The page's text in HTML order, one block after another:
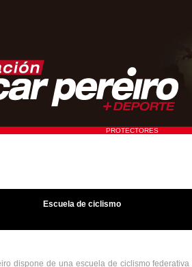
PROTECTORES
Escuela de ciclismo
dispone de una escuela de ciclismo